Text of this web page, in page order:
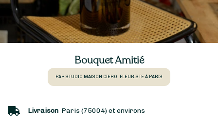
Bouquet Amitié
PAR STUDIO MAISON CIERO, FLEURISTE À PARIS
Livraison Paris (75004) et environs